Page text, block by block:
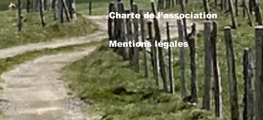
Charte de l'association
Mentions légales